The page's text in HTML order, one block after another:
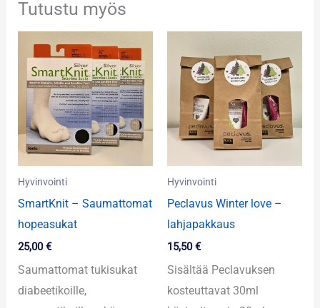
Tutustu myös
Hyvinvointi
SmartKnit – Saumattomat
hopeasukat
25,00€
Saumattomat tukisukat
diabeetikoille,
Hyvinvointi
Peclavus Winter love –
lahjapakkaus
15,50€
Sisältää Peclavuksen
kosteuttavat 30ml